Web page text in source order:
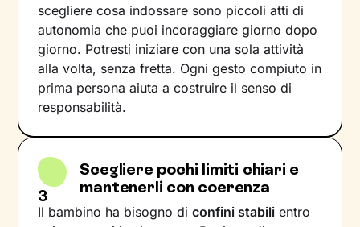
scegliere cosa indossare sono piccoli atti di
autonomia che puoi incoraggiare giorno dopo
giorno. Potresti iniziare con una sola attività
alla volta, senza fretta. Ogni gesto compiuto in
prima persona aiuta a costruire il senso di
responsabilità.
3
Scegliere pochi limiti chiari e
mantenerli con coerenza
Il bambino ha bisogno diconfini stabili entro